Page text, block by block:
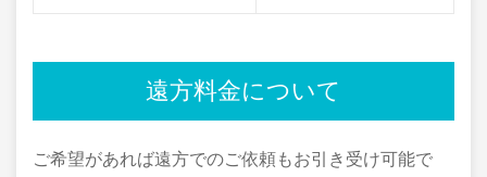
遠方料金について
ご希望があれば遠方でのご依頼もお引き受け可能で